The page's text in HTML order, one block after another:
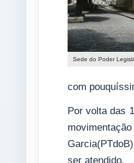
Sede do Poder
com
Por volta das
ser atendido.